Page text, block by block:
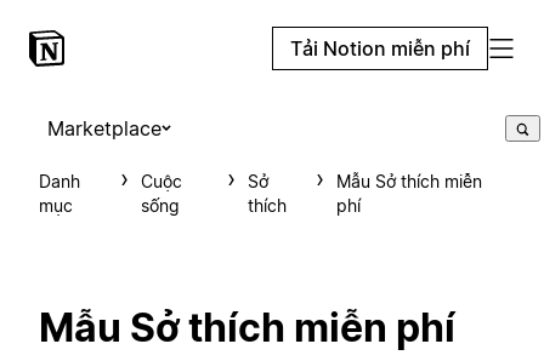
Tải Notion miễn phí
Marketplace
Danh
mục
Cuộc
sống
Sở
thích
Mẫu Sở thích miễn
phí
Mẫu Sở thích miễn phí